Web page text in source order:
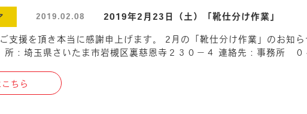
2019.02.08 2019年2月23日（土）「靴仕分け作業」
支援を頂き本当に感謝申上げます。 2月の「靴仕分け作業」のお
：埼玉県さいたま市岩槻区裏慈恩寺２３０－４ 連絡先：事務所 ０
ちら